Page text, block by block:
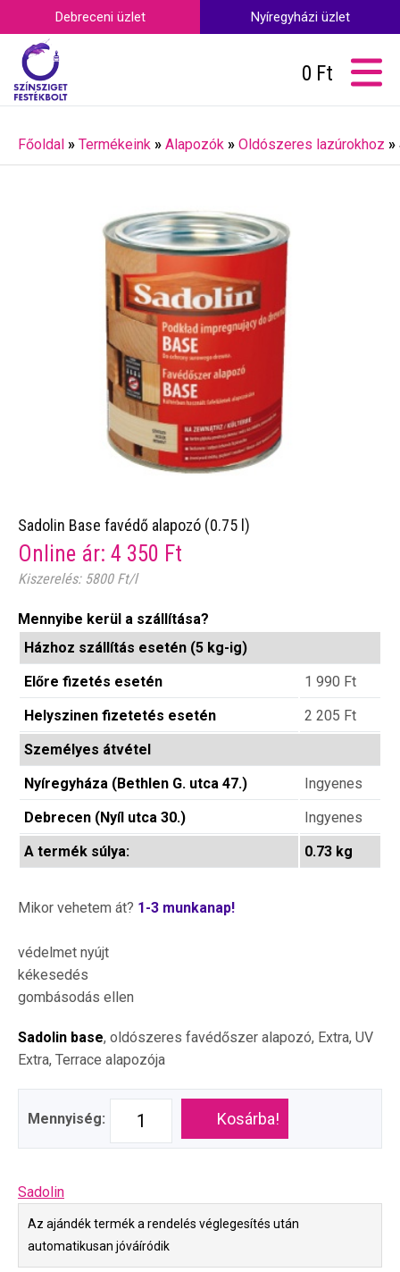
Debreceni üzlet Nyíregyházi üzlet
0 Ft
Főoldal » Termékeink » Alapozók » Oldószeres lazúrokhoz »
Sadolin Base favédő alapozó (0.75 l)
Online ár: 4 350 Ft
Kiszerelés: 5800 Ft/l
Mennyibe kerül a szállítása?
Házhoz szállítás esetén (5 kg-ig)
Előre fizetés esetén
1 990 Ft
Helyszinen fizetetés esetén
2 205 Ft
Személyes átvétel
Nyíregyháza (Bethlen G. utca 47.)
Ingyenes
Debrecen (Nyíl utca 30.)
Ingyenes
A termék súlya:
0.73 kg
Mikor vehetem át? 1-3 munkanap!
védelmet nyújt
kékesedés
gombásodás ellen
Sadolin base, oldószeres favédőszer alapozó, Extra, UV
Extra, Terrace alapozója
Mennyiség: Kosárba!
Sadolin
Az ajándék termék a rendelés véglegesítés után
automatikusan jóváíródik